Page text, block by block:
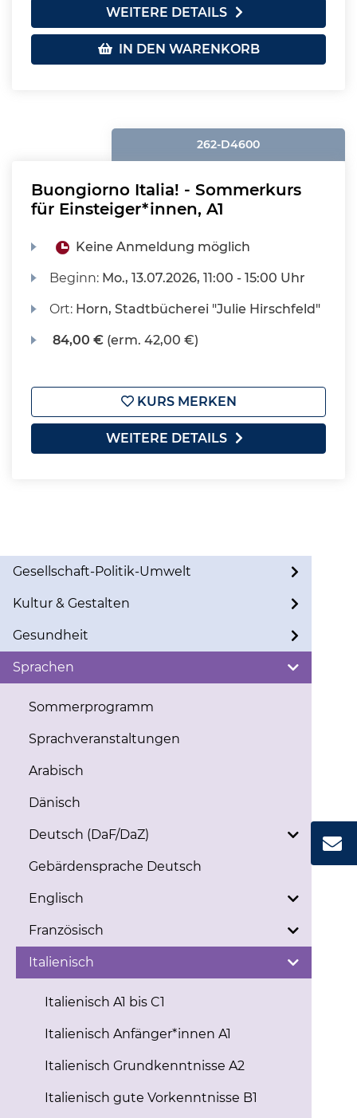
WEITERE DETAILS
IN DEN WARENKORB
262-D4600
Buongiorno Italia! - Sommerkurs
für Einsteiger*innen, A1
Keine Anmeldung möglich
Beginn: Mo., 13.07.2026, 11:00 - 15:00 Uhr
Ort: Horn, Stadtbücherei "Julie Hirschfeld"
84,00 € (erm. 42,00 €)
KURS MERKEN
WEITERE DETAILS
Gesellschaft-Politik-Umwelt
Kultur & Gestalten
Gesundheit
Sprachen
Sommerprogramm
Sprachveranstaltungen
Arabisch
Dänisch
Deutsch (DaF/DaZ)
Gebärdensprache Deutsch
Englisch
Französisch
Italienisch
Italienisch A1 bis C1
Italienisch Anfänger*innen A1
Italienisch Grundkenntnisse A2
Italienisch gute Vorkenntnisse B1